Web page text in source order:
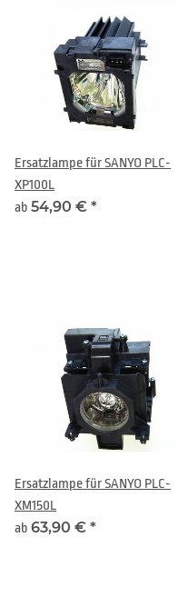
Ersatzlampe für SANYO PLC-
XP100L
ab 54,90 € *
Ersatzlampe für SANYO PLC-
XM150L
ab 63,90 € *